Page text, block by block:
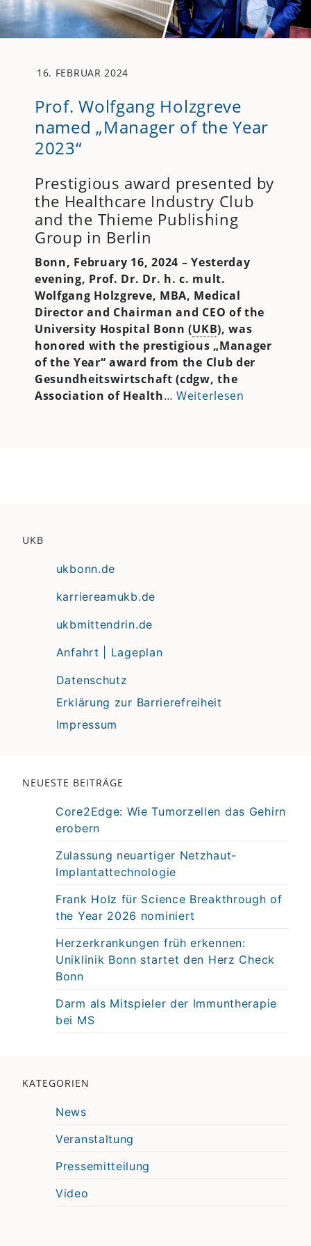
16. FEBRUAR 2024
Prof. Wolfgang Holzgreve
named „Manager of the Year
2023“
Prestigious award presented by
the Healthcare Industry Club
and the Thieme Publishing
Group in Berlin
Bonn, February 16, 2024 – Yesterday
evening, Prof. Dr. Dr. h. c. mult.
Wolfgang Holzgreve, MBA, Medical
Director and Chairman and CEO of the
University Hospital Bonn (UKB), was
honored with the prestigious „Manager
of the Year“ award from the Club der
Gesundheitswirtschaft (cdgw, the
Association of Health…Weiterlesen
UKB
ukbonn.de
karriereamukb.de
ukbmittendrin.de
Anfahrt | Lageplan
Datenschutz
Erklärung zur Barrierefreiheit
Impressum
NEUESTE BEITRÄGE
Core2Edge: Wie Tumorzellen das Gehirn
erobern
Zulassung neuartiger Netzhaut-
Implantattechnologie
Frank Holz für Science Breakthrough of
the Year 2026 nominiert
Herzerkrankungen früh erkennen:
Uniklinik Bonn startet den Herz Check
Bonn
Darm als Mitspieler der Immuntherapie
bei MS
KATEGORIEN
News
Veranstaltung
Pressemitteilung
Video